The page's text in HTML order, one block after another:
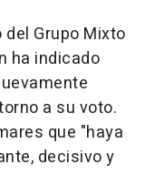
Grupo Mixto
ha indicado
a su voto.
que "haya
decisivo y